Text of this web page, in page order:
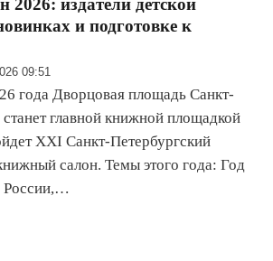
издатели детской
и подготовке к
09:51
года Дворцовая площадь Санкт-
главной книжной площадкой
XXI Санкт-Петербургский
салон. Темы этого года: Год
России,…